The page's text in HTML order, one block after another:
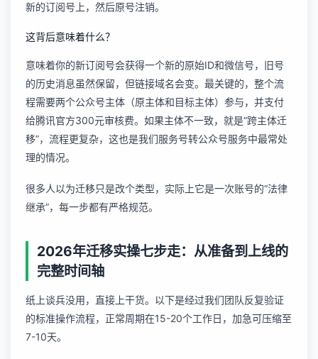
新的订阅号上，然后原号注销。
这背后意味着什么？
意味着你的新订阅号会获得一个新的原始ID和微信号，旧号
的历史消息虽然保留，但链接域名会变。最关键的，整个流
程需要两个公众号主体（原主体和目标主体）参与，并支付
给腾讯官方300元审核费。如果主体不一致，就是“跨主体迁
移”，流程更复杂，这也是我们服务号转公众号服务中最常处
理的情况。
很多人以为迁移只是改个类型，实际上它是一次账号的“法律
继承”，每一步都有严格规范。
2026年迁移实操七步走：从准备到上线的
完整时间轴
纸上谈兵没用，直接上干货。以下是经过我们团队反复验证
的标准操作流程，正常周期在15-20个工作日，加急可压缩至
7-10天。